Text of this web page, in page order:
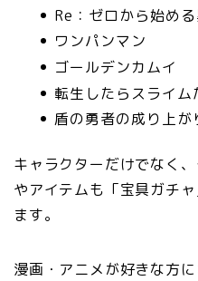
Re：ゼロから始め
ワンパンマン
ゴールデンカムイ
転生したらスライム
盾の勇者の成り上が
キャラクターだけでなく
やアイテムも「宝具ガチ
ます。
漫画・アニメが好きな方